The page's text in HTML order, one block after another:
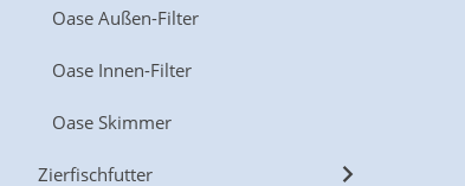
Oase Außen-Filter
Oase Innen-Filter
Oase Skimmer
Zierfischfutter